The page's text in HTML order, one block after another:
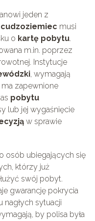
jeden z
cudzoziemiec musi
o kartę pobytu.
m.in. poprzez
Instytucje
, wymagają
zapewnione
pobytu
lub jej wygaśnięcie
w sprawie
osób ubiegających się
którzy już
swój pobyt.
gwarancję pokrycia
sytuacji
by polisa była